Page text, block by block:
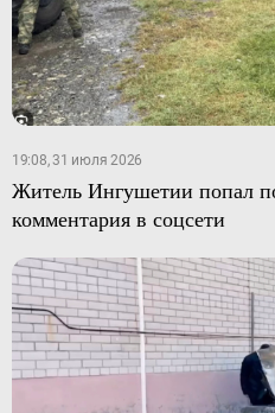
19:08, 31 июля 2026
Житель Ингушетии попал
комментария в соцсети